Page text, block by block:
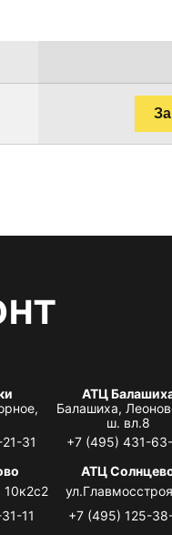
31
АТЦ
Балашиха,
ш. вл.8
+7 (495) 431-
11
АТЦ
+7 (495) 125-